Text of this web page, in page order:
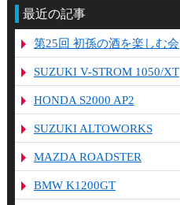
最近の記事
第25回 初孫の酒を楽しむ会
SUZUKI V-STROM 1050/XT
HONDA S2000 AP2
SUZUKI ALTOWORKS
MAZDA ROADSTER
BMW K1200GT